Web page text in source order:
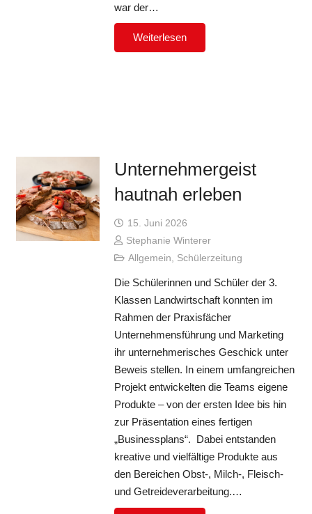
war der…
Weiterlesen
Unternehmergeist
hautnah erleben
15. Juni 2026
Stephanie Winterer
Allgemein
Schülerzeitung
Die Schülerinnen und Schüler der 3.
Klassen Landwirtschaft konnten im
Rahmen der Praxisfächer
Unternehmensführung und Marketing
ihr unternehmerisches Geschick unter
Beweis stellen. In einem umfangreichen
Projekt entwickelten die Teams eigene
Produkte – von der ersten Idee bis hin
zur Präsentation eines fertigen
„Businessplans“. Dabei entstanden
kreative und vielfältige Produkte aus
den Bereichen Obst-, Milch-, Fleisch-
und Getreideverarbeitung.…